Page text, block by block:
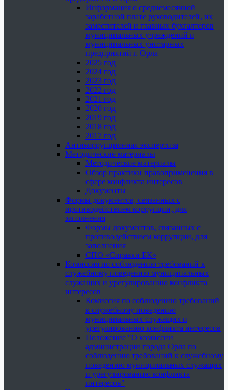
Информация о среднемесячной
заработной плате руководителей, их
заместителей и главных бухгалтеров
муниципальных учреждений и
муниципальных унитарных
предприятий г. Орла
2025 год
2024 год
2023 год
2022 год
2021 год
2020 год
2019 год
2018 год
2017 год
Антикоррупционная экспертиза
Методические материалы
Методические материалы
Обзор практики правоприменения в
сфере конфликта интересов
Документы
Формы документов, связанных с
противодействием коррупции, для
заполнения
Формы документов, связанных с
противодействием коррупции, для
заполнения
СПО «Справки БК»
Комиссия по соблюдению требований к
служебному поведению муниципальных
служащих и урегулированию конфликта
интересов
Комиссия по соблюдению требований
к служебному поведению
муниципальных служащих и
урегулированию конфликта интересов
Положение "О комиссии
администрации города Орла по
соблюдению требований к служебному
поведению муниципальных служащих
и урегулированию конфликта
интересов"